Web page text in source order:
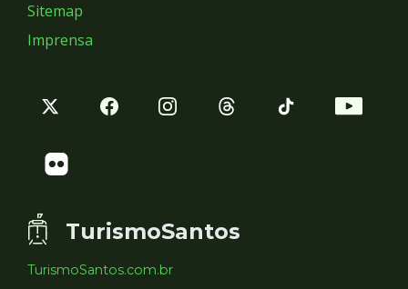
Sitemap
Imprensa
TurismoSantos
TurismoSantos.com.br